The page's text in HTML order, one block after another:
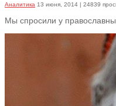
Аналитика 13 июня, 2014 | 24839
Мы спросили у